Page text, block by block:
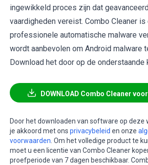
ingewikkeld proces zijn dat
vaardigheden vereist. Combo Cleaner is
professionele automatische malware
wordt aanbevolen om Android malware
Download het door op de onderstaande
DOWNLOAD Combo Cleaner
Door het downloaden van software op deze
je akkoord met ons privacybeleid en onze
voorwaarden . Om het volledige product te
moet u een licentie van Combo Cleaner
proefperiode van 7 dagen beschikbaar.